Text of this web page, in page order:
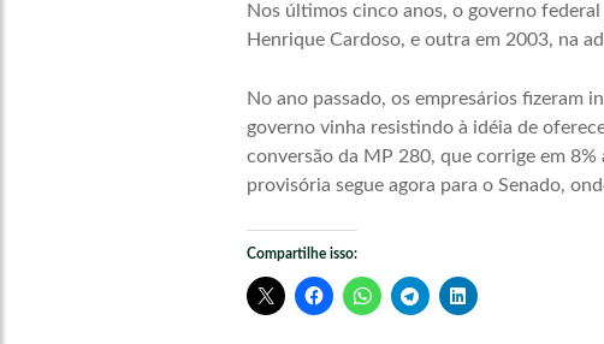
Nos últimos cinco anos, o governo
Henrique Cardoso, e outra em 2003, na
No ano passado, os empresários fizeram
governo vinha resistindo à idéia de
conversão da MP 280, que corrige em
provisória segue agora para o Senado,
Compartilhe isso: